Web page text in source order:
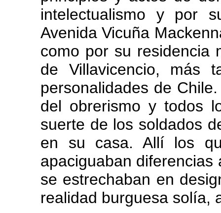
intelectualismo y por
Avenida Vicuña
como por su residencia
de Villavicencio, más
personalidades de
del obrerismo y todos
suerte de los soldados
en su casa. Allí los
apaciguaban
se estrechaban en
realidad burguesa solía,